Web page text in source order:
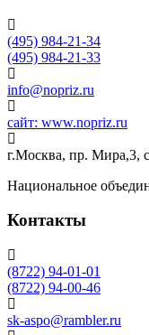
(495) 984-21-34
(495) 984-21-33
info@nopriz.ru
сайт: www.nopriz.ru
г.Москва, пр. Мира,3,
Национальное
Контакты
(8722) 94-01-01
(8722) 94-00-46
sk-aspo@rambler.ru